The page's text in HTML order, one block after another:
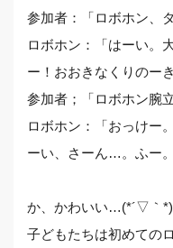
参加者：「ロボホン、
ロボホン：「はーい。
ー！おおきなくりのー
参加者；「ロボホン腕
ロボホン：「おっけー
ーい、さーん…。ふー
か、かわいい…(*´▽｀*)
子どもたちは初めての